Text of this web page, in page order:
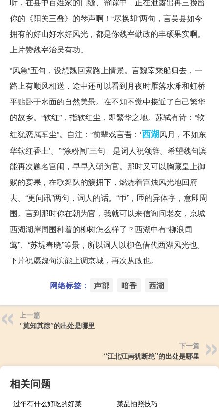
听，在县中百姓家的门缝、帘隙中，正在泄露出再三挽留
你的《阳关三叠》的琴声啊！“尽换却”两句，言吴县如今
拥有的好山好水好风光，都是你魏宰勤政的丰硕果实啊。
上片赞魏宰治吴有功。
“风急”五句，设想魏回家路上情景。言魏宰乘船归去，一
路上有顺风相送，途中还可以看到月夜时雁落水滩和虹桥
平贴卧于水面的自然美景。在不知不觉中接近了自己繁华
的故乡。“软红”，指软红尘，即繁华之地。苏轼有诗：“软
红犹恋属车尘”。自注：“前辈戏言吾：‘西湖风月，不如东
华软红香土’。”“涂粉闱”三句，是词人祝颂辞。希望魏句滨
能再次题名宫闱，早早入朝为官。那时又可以胸藏皇上御
赐的宴果，在歌舞队的簇拥下，燃烧着宫烛风光地回府
去。“更问讯”两句，词人的话。“帀”，匝的异体字，意即周
围。言到那时你在朝为官，我就可以来信询问老友，京城
西湖湖岸周围种着的柳树怎么样了？西湖中有“柳浪闻
莺”、“苏堤春晓”等景，所以词人以柳色借代西湖风光也。
下片祝愿魏句滨能上调京城，再次从政也。
网络标签： 声部 暗香 西湖
上一篇
“莫知其踪”的出处是哪里
下一篇
“江北江南犹断绝”的出处是哪里
相关问题
过年有什么好吃的好菜
菜品拍照技巧